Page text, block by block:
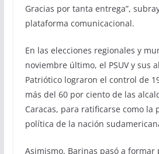
Gracias por tanta entrega”,
plataforma comunicacional.
En las elecciones regionales y
noviembre último, el PSUV y sus
Patriótico lograron el control de
más del 60 por ciento de las
Caracas, para ratificarse como la
política de la nación
Asimismo, Barinas pasó a formar